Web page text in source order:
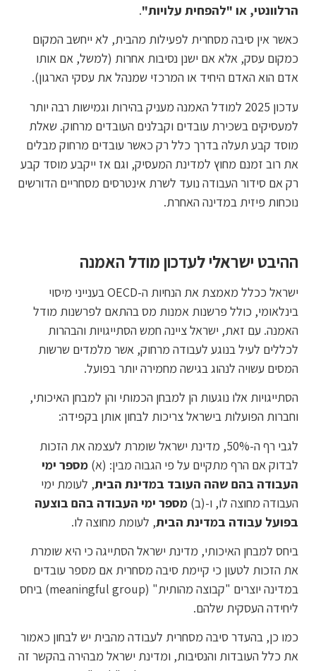
הרלוונטי, או "להפחית עלויות".
כאשר אין סיבה מסחרית לפעילות מהבית, לא ייחשב המקום
כמקום עסק, אלא אם ישנן נסיבות אחרות (למשל, אם אותו
אדם הוא האדם היחיד או המרכזי שמנהל את עסקי הארגון).
עדכון 2025 למודל האמנה מעניק בהירות וגמישות רבה יותר
למעסיקים בשכירת עובדים וקבלנים העובדים מרחוק. שאלת
מוסד קבע תעלה בדרך כלל רק כאשר עובדים מרחוק מבלים
את רוב זמנם מחוץ למדינת המעסיק, וגם אז ייקבע מוסד קבע
רק אם סידור העבודה נועד לשרת אינטרסים מסחריים הדורשים
נוכחות פיזית במדינה האחרת.
ההיבט ישראלי לעדכון מודל האמנה
ישראל ככלל מאמצת את הנחיות ה-OECD בענייני מיסוי
בינלאומי, כולל פרשנות אמנות מס בהתאם לפרשנות מודל
האמנה. עם זאת, ישראל ציינה חמש הסתייגויות והבהרות
לכללים לעיל בנוגע לעבודה מרחוק, אשר מלמדים שרשות
המסים עשויה לנהוג בגישה מחמירה יותר בפועל.
הסתייגויות אלו נוגעות הן למבחן הכמותי והן למבחן האיכותי,
וחברות הפועלות בישראל צריכות לבחון אותן בקפידה:
לגבי רף ה-50%, מדינת ישראל שומרת לעצמה את הזכות
לבדוק אם הרף מתקיים על פי הגבוה מבין: (א) מספר ימי
העבודה בהם שהה העובד במדינת הבית, לעומת ימי
העבודה מחוצה לו, ו-(ב) מספר ימי העבודה בהם בוצעה
בפועל עבודה במדינת הבית, לעומת מחוצה לו.
ביחס למבחן האיכותי, מדינת ישראל הסתייגה כי היא שומרת
את הזכות לטעון כי קיימת סיבה מסחרית אם מספר עובדים
במדינה יוצרים "קבוצה מהותית" (meaningful group) ביחס
ליחידה העסקית שלהם.
כמו כן, בהעדר סיבה מסחרית לעבודה מהבית יש לבחון כאמור
את כלל העובדות והנסיבות, ומדינת ישראל מבהירה בהקשר זה